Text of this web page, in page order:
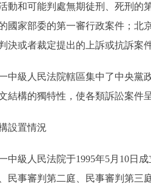
動和可能判處無期徒刑、死刑的
國家部委的第一審行政案件；
決或者裁定提出的上訴或抗訴案
級人民法院轄區集中了中央黨政
結構的獨特性，使各類訴訟案件
置情況
級人民法院于1995年5月10日成
民事審判第二庭、民事審判第三